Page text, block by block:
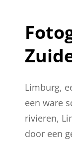
Limburg,
een ware
rivieren,
door een